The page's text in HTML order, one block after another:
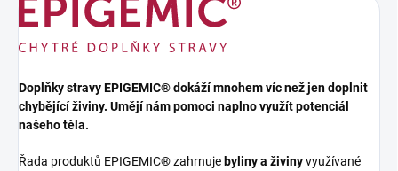
Doplňky stravy EPIGEMIC® dokáží mnohem víc než jen doplnit
chybějící živiny. Umějí nám pomoci naplno využít potenciál
našeho těla.
Řada produktů EPIGEMIC® zahrnuje byliny a živinyvyužívané